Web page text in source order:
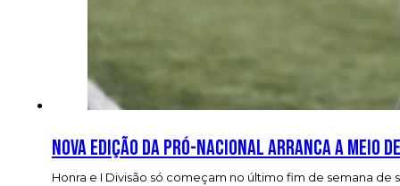
Nova edição da Pró-Nacional arranca a meio
Honra e I Divisão só começam no último fim de semana de